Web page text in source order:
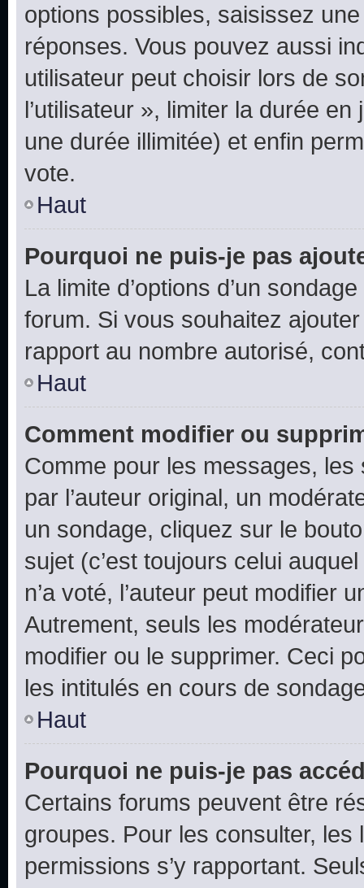
options possibles, saisissez
réponses. Vous pouvez aussi
utilisateur peut choisir lors de
l’utilisateur », limiter la durée
une durée illimitée) et enfin
vote.
Haut
Pourquoi ne puis-je pas
La limite d’options d’un
forum. Si vous souhaitez
rapport au nombre autorisé,
Haut
Comment modifier ou
Comme pour les messages,
par l’auteur original, un
un sondage, cliquez sur le
sujet (c’est toujours celui
n’a voté, l’auteur peut modifier
Autrement, seuls les
modifier ou le supprimer. Ceci
les intitulés en cours de
Haut
Pourquoi ne puis-je pas
Certains forums peuvent être
groupes. Pour les consulter,
permissions s’y rapportant.